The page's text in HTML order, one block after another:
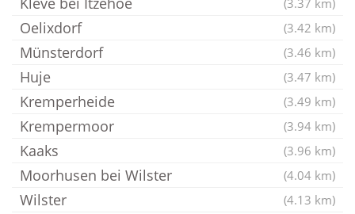
(3.37 km)
Oelixdorf (3.42 km)
Münsterdorf (3.46 km)
Huje (3.47 km)
Kremperheide (3.49 km)
Krempermoor (3.94 km)
Kaaks (3.96 km)
Moorhusen bei Wilster (4.04 km)
Wilster (4.13 km)